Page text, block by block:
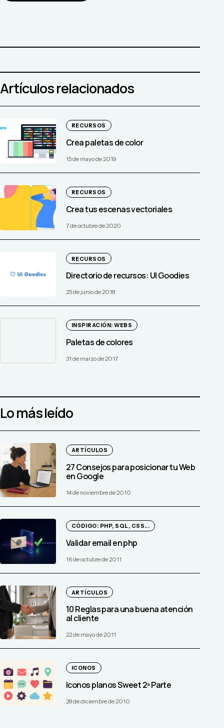
Artículos relacionados
RECURSOS
Crea paletas de color
15 de mayo de 2019
RECURSOS
Crea tus escenas vectoriales
7 de octubre de 2020
RECURSOS
Directorio de recursos: UI Goodies
25 de junio de 2018
INSPIRACIÓN: WEBS
Paletas de colores
31 de marzo de 2017
Lo más leído
ARTÍCULOS
27 Consejos para posicionar tu Web
en Google
14 de noviembre de 2010
CÓDIGO: PHP, SQL, CSS...
Validar email en php
16 de octubre de 2011
ARTÍCULOS
10 Reglas para una buena atención
al cliente
22 de mayo de 2011
ICONOS
Iconos planos Sweet 2ª Parte
28 de diciembre de 2010